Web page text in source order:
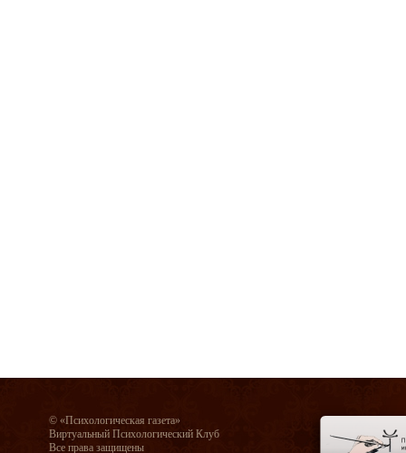
© «Психологическая газета»
Виртуальный Психологический Клуб
Все права защищены